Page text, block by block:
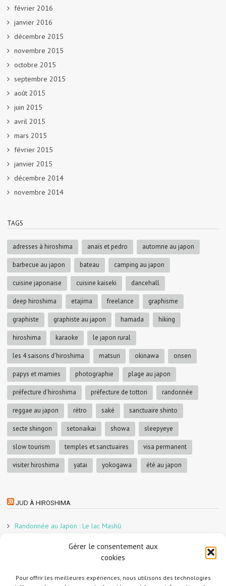
Gérer le consentement aux
cookies
Pour offrir les meilleures expériences, nous utilisons des technologies
février 2016
janvier 2016
décembre 2015
novembre 2015
octobre 2015
septembre 2015
août 2015
juin 2015
avril 2015
mars 2015
février 2015
janvier 2015
décembre 2014
novembre 2014
TAGS
adresses à hiroshima anaïs et pedro automne au japon
barbecue au japon bateau camping au japon
cuisine japonaise cuisine kaiseki dancehall
deep hiroshima etajima freelance graphisme
graphiste graphiste au japon hamada hiking
hiroshima karaoke le japon rural
les 4 saisons d'hiroshima matsuri okinawa onsen
papys et mamies photographie plage au japon
préfecture d'hiroshima préfecture de tottori randonnée
reggae au japon rétro saké sanctuaire shinto
secte shingon setonaikai showa sleepyeye
slow tourism temples et sanctuaires visa permanent
visiter hiroshima yatai yokogawa été au japon
JUD À HIROSHIMA
Randonnée au Japon : Le lac Mashū
En direct sur Adobe France !
Un café et des cabanes dans la forêt